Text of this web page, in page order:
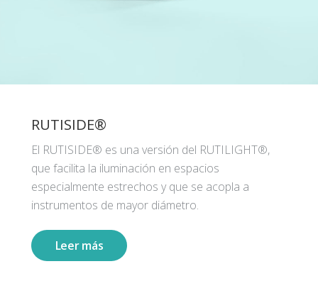
RUTISIDE®
El RUTISIDE® es una versión del RUTILIGHT®,
que facilita la iluminación en espacios
especialmente estrechos y que se acopla a
instrumentos de mayor diámetro.
Leer más